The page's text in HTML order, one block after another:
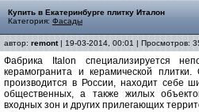
Купить в Екатеринбурге плитку Италон
Категория: Фасады
автор: remont| 19-03-2014, 00:01 | Просмотров:
Фабрика Italon специализируется
керамогранита и керамической
производится в России, находит себе
общественных, а также жилых
входных зон и других прилегающих